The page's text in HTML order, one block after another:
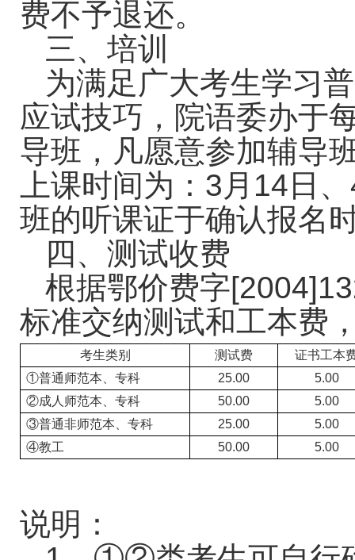
费不予退还。
三、培训
为满足广大考生学习
应试技巧，院语委办于
导班，凡愿意参加辅导
上课时间为： 3 月 14 日 、
班的听课证于确认报名
四、测试收费
根据鄂价费字
标准交纳测试和工本费
考生类别 测试费
证书工本
①普通师范本、专科
25.00
5.00
②成人师范本、专科
50.00
5.00
③普通非师范本、专科
25.00
5.00
④教工
50.00 5.00
说明：